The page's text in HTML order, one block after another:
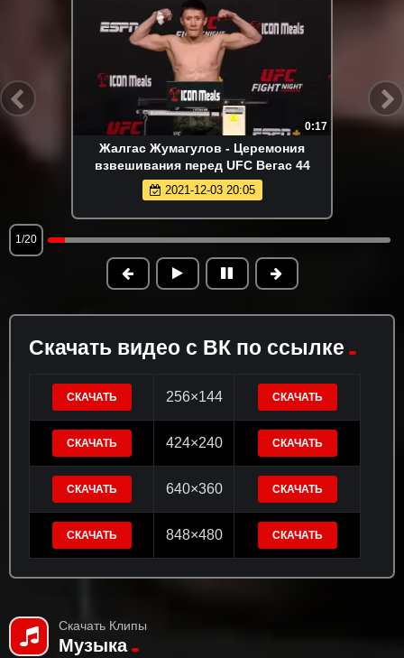
0:17
Жалгас Жумагулов - Церемония
взвешивания перед UFC Вегас 44
2021-12-03 20:05
1/20
Скачать видео с ВК по ссылке
СКАЧАТЬ 256×144 СКАЧАТЬ
СКАЧАТЬ 424×240 СКАЧАТЬ
СКАЧАТЬ 640×360 СКАЧАТЬ
СКАЧАТЬ 848×480 СКАЧАТЬ
Скачать Клипы
Музыка